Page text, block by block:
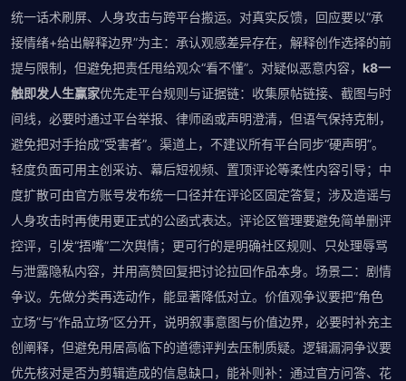
统一话术刷屏、人身攻击与跨平台搬运。对真实反馈，回应要以“承
接情绪+给出解释边界”为主：承认观感差异存在，解释创作选择的前
提与限制，但避免把责任甩给观众“看不懂”。对疑似恶意内容， k8一
触即发人生赢家优先走平台规则与证据链：收集原帖链接、截图与时
间线，必要时通过平台举报、律师函或声明澄清，但语气保持克制，
避免把对手抬成“受害者”。渠道上，不建议所有平台同步“硬声明”。
轻度负面可用主创采访、幕后短视频、置顶评论等柔性内容引导；中
度扩散可由官方账号发布统一口径并在评论区固定答复；涉及造谣与
人身攻击时再使用更正式的公函式表达。评论区管理要避免简单删评
控评，引发“捂嘴”二次舆情；更可行的是明确社区规则、只处理辱骂
与泄露隐私内容，并用高赞回复把讨论拉回作品本身。场景二：剧情
争议。先做分类再选动作，能显著降低对立。价值观争议要把“角色
立场”与“作品立场”区分开，说明叙事意图与价值边界，必要时补充主
创阐释，但避免用居高临下的道德评判去压制质疑。逻辑漏洞争议要
优先核对是否为剪辑造成的信息缺口，能补则补：通过官方问答、花